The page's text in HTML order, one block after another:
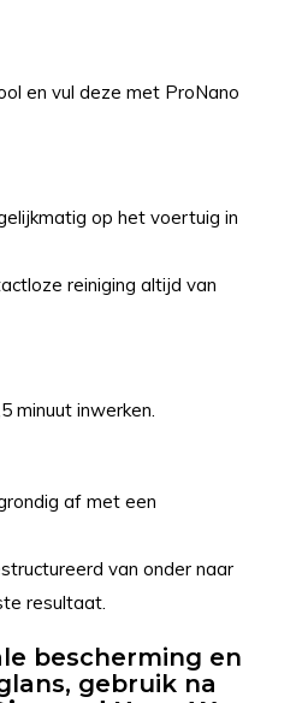
en vul deze met ProNano
op het voertuig in
reiniging altijd van
minuut inwerken.
af met een
van onder naar
resultaat.
bescherming en
gebruik na